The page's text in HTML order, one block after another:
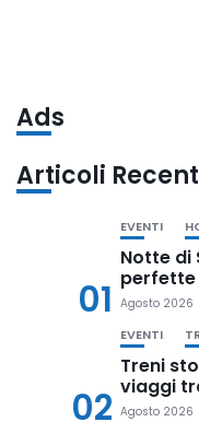
Ads
Articoli
01
EVENTI
Notte di
perfette
Agosto 2026
02
EVENTI
Treni
viaggi
Agosto 2026